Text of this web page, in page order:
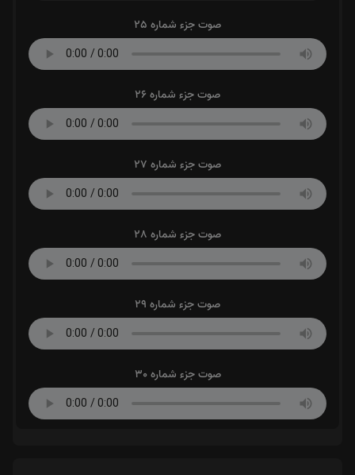
صوت جزء شماره 25
صوت جزء شماره 26
صوت جزء شماره 27
صوت جزء شماره 28
صوت جزء شماره 29
صوت جزء شماره 30